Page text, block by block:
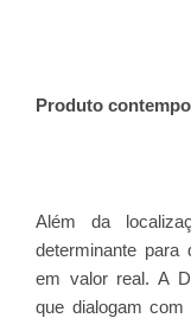
Produto
Além da
determinante
em valor real. A
que dialogam com